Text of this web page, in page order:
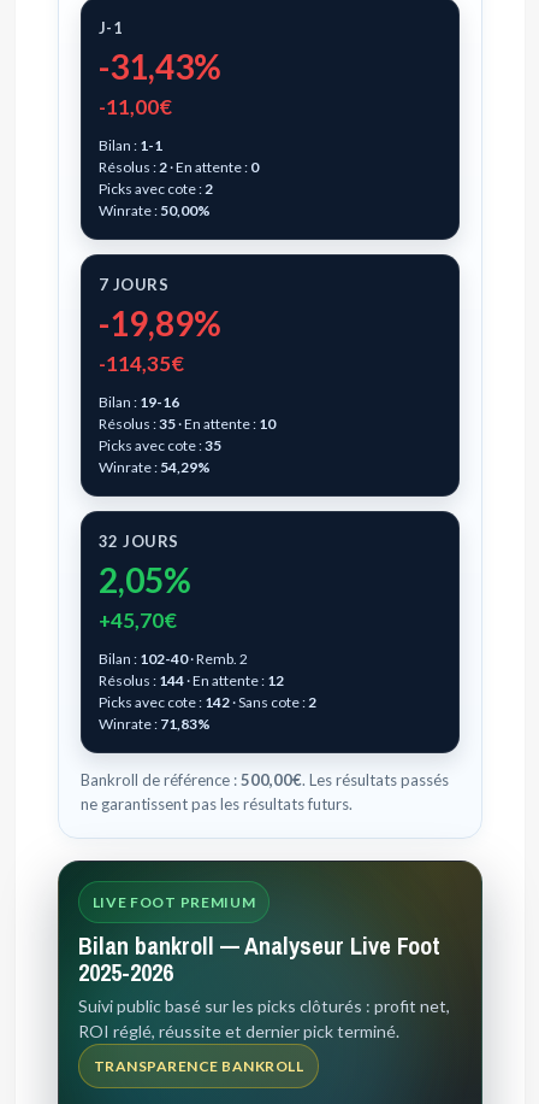
J-1
-31,43%
-11,00€
Bilan : 1-1
Résolus : 2· En attente : 0
Picks avec cote : 2
Winrate : 50,00%
7 JOURS
-19,89%
-114,35€
Bilan : 19-16
Résolus :35· En attente : 10
Picks avec cote :35
Winrate : 54,29%
32 JOURS
2,05%
+45,70€
Bilan : 102-40· Remb. 2
Résolus : 144· En attente : 12
Picks avec cote : 142· Sans cote : 2
Winrate : 71,83%
Bankroll de référence :500,00€. Les résultats passés
ne garantissent pas les résultats futurs.
LIVE FOOT PREMIUM
Bilan bankroll — Analyseur Live Foot
2025-2026
Suivi public basé sur les picks clôturés : profit net,
ROI réglé, réussite et dernier pick terminé.
TRANSPARENCE BANKROLL